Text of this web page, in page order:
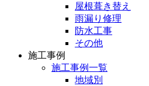
屋根葺き替え
雨漏り修理
防水工事
その他
施工事例
施工事例一覧
地域別